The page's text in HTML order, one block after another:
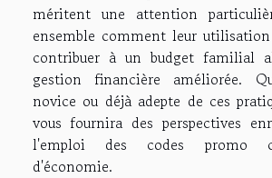
méritent une attention
ensemble comment leur
contribuer à un budget familial
gestion financière améliorée.
novice ou déjà adepte de ces
vous fournira des perspectives
l'emploi des codes promo
d'économie.